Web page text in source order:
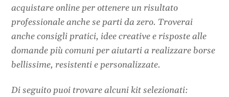
acquistare online per ottenere un risultato
professionale anche se parti da zero. Troverai
anche consigli pratici, idee creative e risposte alle
domande più comuni per aiutarti a realizzare borse
bellissime, resistenti e personalizzate.
Di seguito puoi trovare alcuni kit selezionati: